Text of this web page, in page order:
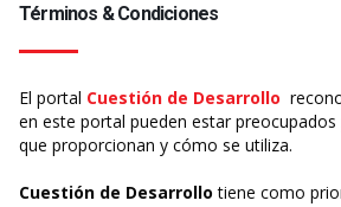
Términos & Condiciones
El portal Cuestión de Desarrollo
en este portal pueden estar
que proporcionan y cómo se utiliza.
Cuestión de Desarrollotiene como